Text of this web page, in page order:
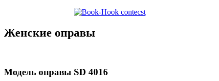
Женские оправы
Модель оправы SD 4016